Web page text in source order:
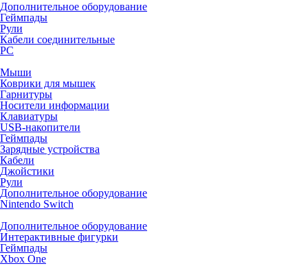
Дополнительное оборудование
Геймпады
Рули
Кабели соединительные
PC
Мыши
Коврики для мышек
Гарнитуры
Носители информации
Клавиатуры
USB-накопители
Геймпады
Зарядные устройства
Кабели
Джойстики
Рули
Дополнительное оборудование
Nintendo Switch
Дополнительное оборудование
Интерактивные фигурки
Геймпады
Xbox One